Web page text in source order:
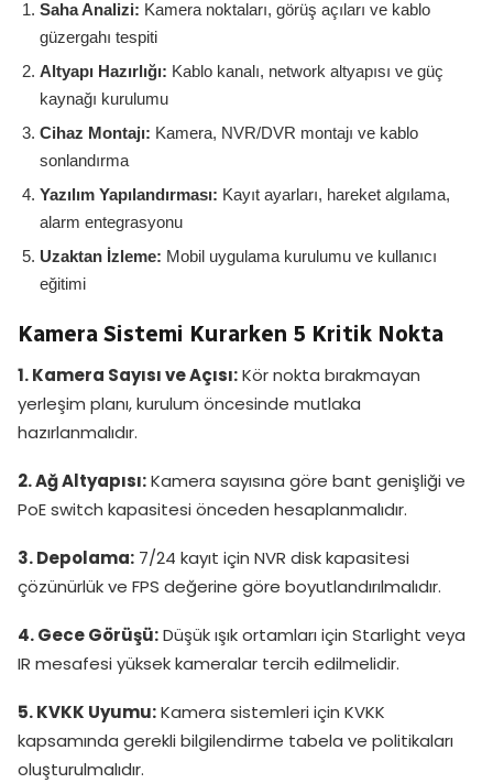
Saha Analizi: Kamera noktaları, görüş açıları ve kablo
güzergahı tespiti
Altyapı Hazırlığı: Kablo kanalı, network altyapısı ve güç
kaynağı kurulumu
Cihaz Montajı: Kamera, NVR/DVR montajı ve kablo
sonlandırma
Yazılım Yapılandırması: Kayıt ayarları, hareket algılama,
alarm entegrasyonu
Uzaktan İzleme: Mobil uygulama kurulumu ve kullanıcı
eğitimi
Kamera Sistemi Kurarken 5 Kritik Nokta
1. Kamera Sayısı ve Açısı:Kör nokta bırakmayan
yerleşim planı, kurulum öncesinde mutlaka
hazırlanmalıdır.
2. Ağ Altyapısı:Kamera sayısına göre bant genişliği ve
PoE switch kapasitesi önceden hesaplanmalıdır.
3. Depolama: 7/24 kayıt için NVR disk kapasitesi
çözünürlük ve FPS değerine göre boyutlandırılmalıdır.
4. Gece Görüşü:Düşük ışık ortamları için Starlight veya
IR mesafesi yüksek kameralar tercih edilmelidir.
5. KVKK Uyumu:Kamera sistemleri için KVKK
kapsamında gerekli bilgilendirme tabela ve politikaları
oluşturulmalıdır.